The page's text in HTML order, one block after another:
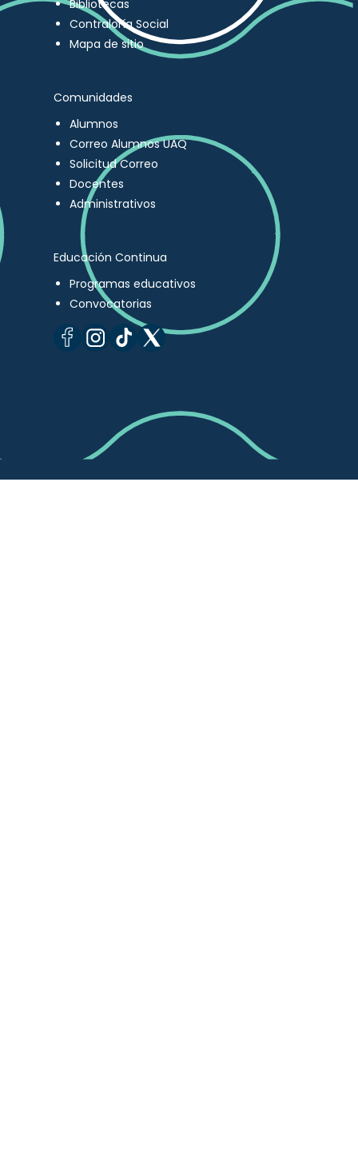
Bibliotecas
Contraloría Social
Mapa de sitio
Comunidades
Alumnos
Correo Alumnos UAQ
Solicitud Correo
Docentes
Administrativos
Educación Continua
Programas educativos
Convocatorias